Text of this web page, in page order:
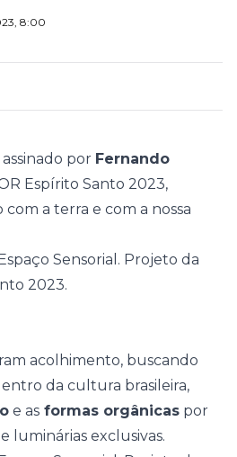
8:00
assinado por Fernando
Espírito Santo 2023,
a terra e com a nossa
acolhimento, buscando
da cultura brasileira,
e as formas orgânicas por
luminárias exclusivas.